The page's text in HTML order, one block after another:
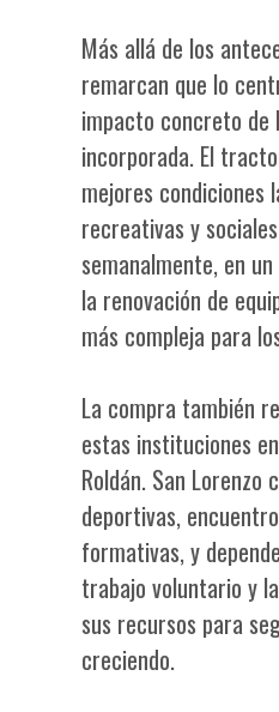
Más allá de los
remarcan que lo
impacto concreto de
incorporada. El
mejores condiciones
recreativas y
semanalmente, en
la renovación de
más compleja para
La compra también
estas instituciones
Roldán. San
deportivas,
formativas, y
trabajo voluntario y
sus recursos para
creciendo.